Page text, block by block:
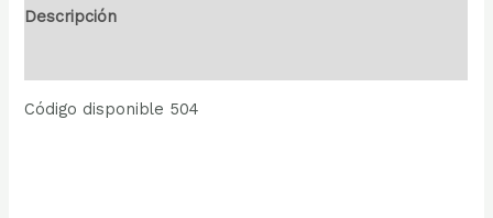
Descripción
Código disponible 504